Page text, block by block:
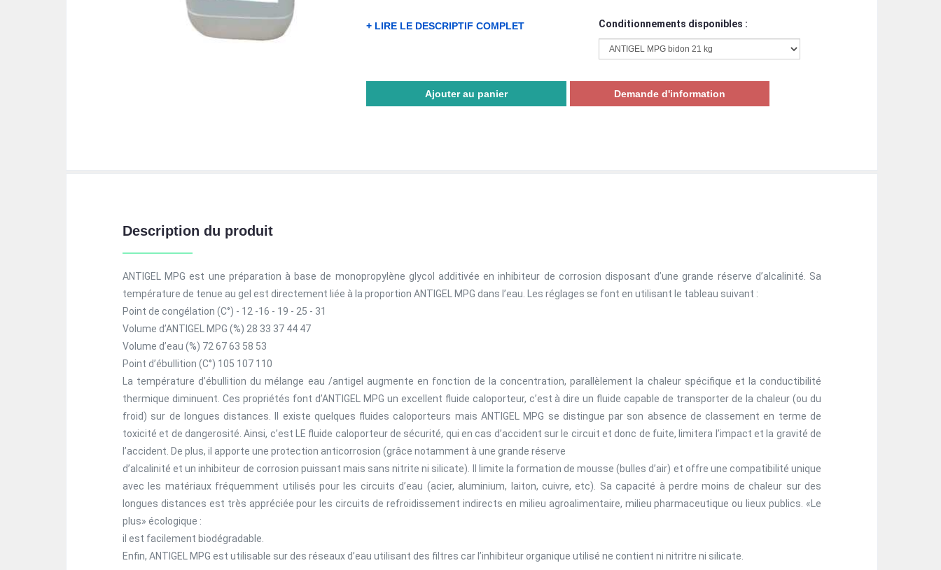
+ LIRE LE DESCRIPTIF COMPLET Conditionnements disponibles :
Description du produit
ANTIGEL MPG est une préparation à base de monopropylène glycol additivée en inhibiteur de corrosion disposant d’une grande réserve d’alcalinité. Sa
température de tenue au gel est directement liée à la proportion ANTIGEL MPG dans l’eau. Les réglages se font en utilisant le tableau suivant :
Point de congélation (C°) - 12 -16 - 19 - 25 - 31
Volume d’ANTIGEL MPG (%) 28 33 37 44 47
Volume d’eau (%) 72 67 63 58 53
Point d’ébullition (C°) 105 107 110
La température d’ébullition du mélange eau /antigel augmente en fonction de la concentration, parallèlement la chaleur spécifique et la conductibilité
thermique diminuent. Ces propriétés font d’ANTIGEL MPG un excellent fluide caloporteur, c’est à dire un fluide capable de transporter de la chaleur (ou du
froid) sur de longues distances. Il existe quelques fluides caloporteurs mais ANTIGEL MPG se distingue par son absence de classement en terme de
toxicité et de dangerosité. Ainsi, c’est LE fluide caloporteur de sécurité, qui en cas d’accident sur le circuit et donc de fuite, limitera l’impact et la gravité de
l’accident. De plus, il apporte une protection anticorrosion (grâce notamment à une grande réserve
d’alcalinité et un inhibiteur de corrosion puissant mais sans nitrite ni silicate). Il limite la formation de mousse (bulles d’air) et offre une compatibilité unique
avec les matériaux fréquemment utilisés pour les circuits d’eau (acier, aluminium, laiton, cuivre, etc). Sa capacité à perdre moins de chaleur sur des
longues distances est très appréciée pour les circuits de refroidissement indirects en milieu agroalimentaire, milieu pharmaceutique ou lieux publics. «Le
plus» écologique :
il est facilement biodégradable.
Enfin, ANTIGEL MPG est utilisable sur des réseaux d’eau utilisant des filtres car l’inhibiteur organique utilisé ne contient ni nitritre ni silicate.